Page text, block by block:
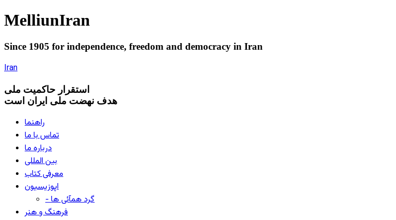
MelliunIran
Since 1905 for independence, freedom and democracy in Iran
Iran
استقرار حاکميت ملی
هدف نهضت ملی ایران است
راهنما
تماس با ما
درباره ما
بین المللی
معرفی کتاب
اپوزیسیون
- گرد همآئی ها
فرهنگ و هنر